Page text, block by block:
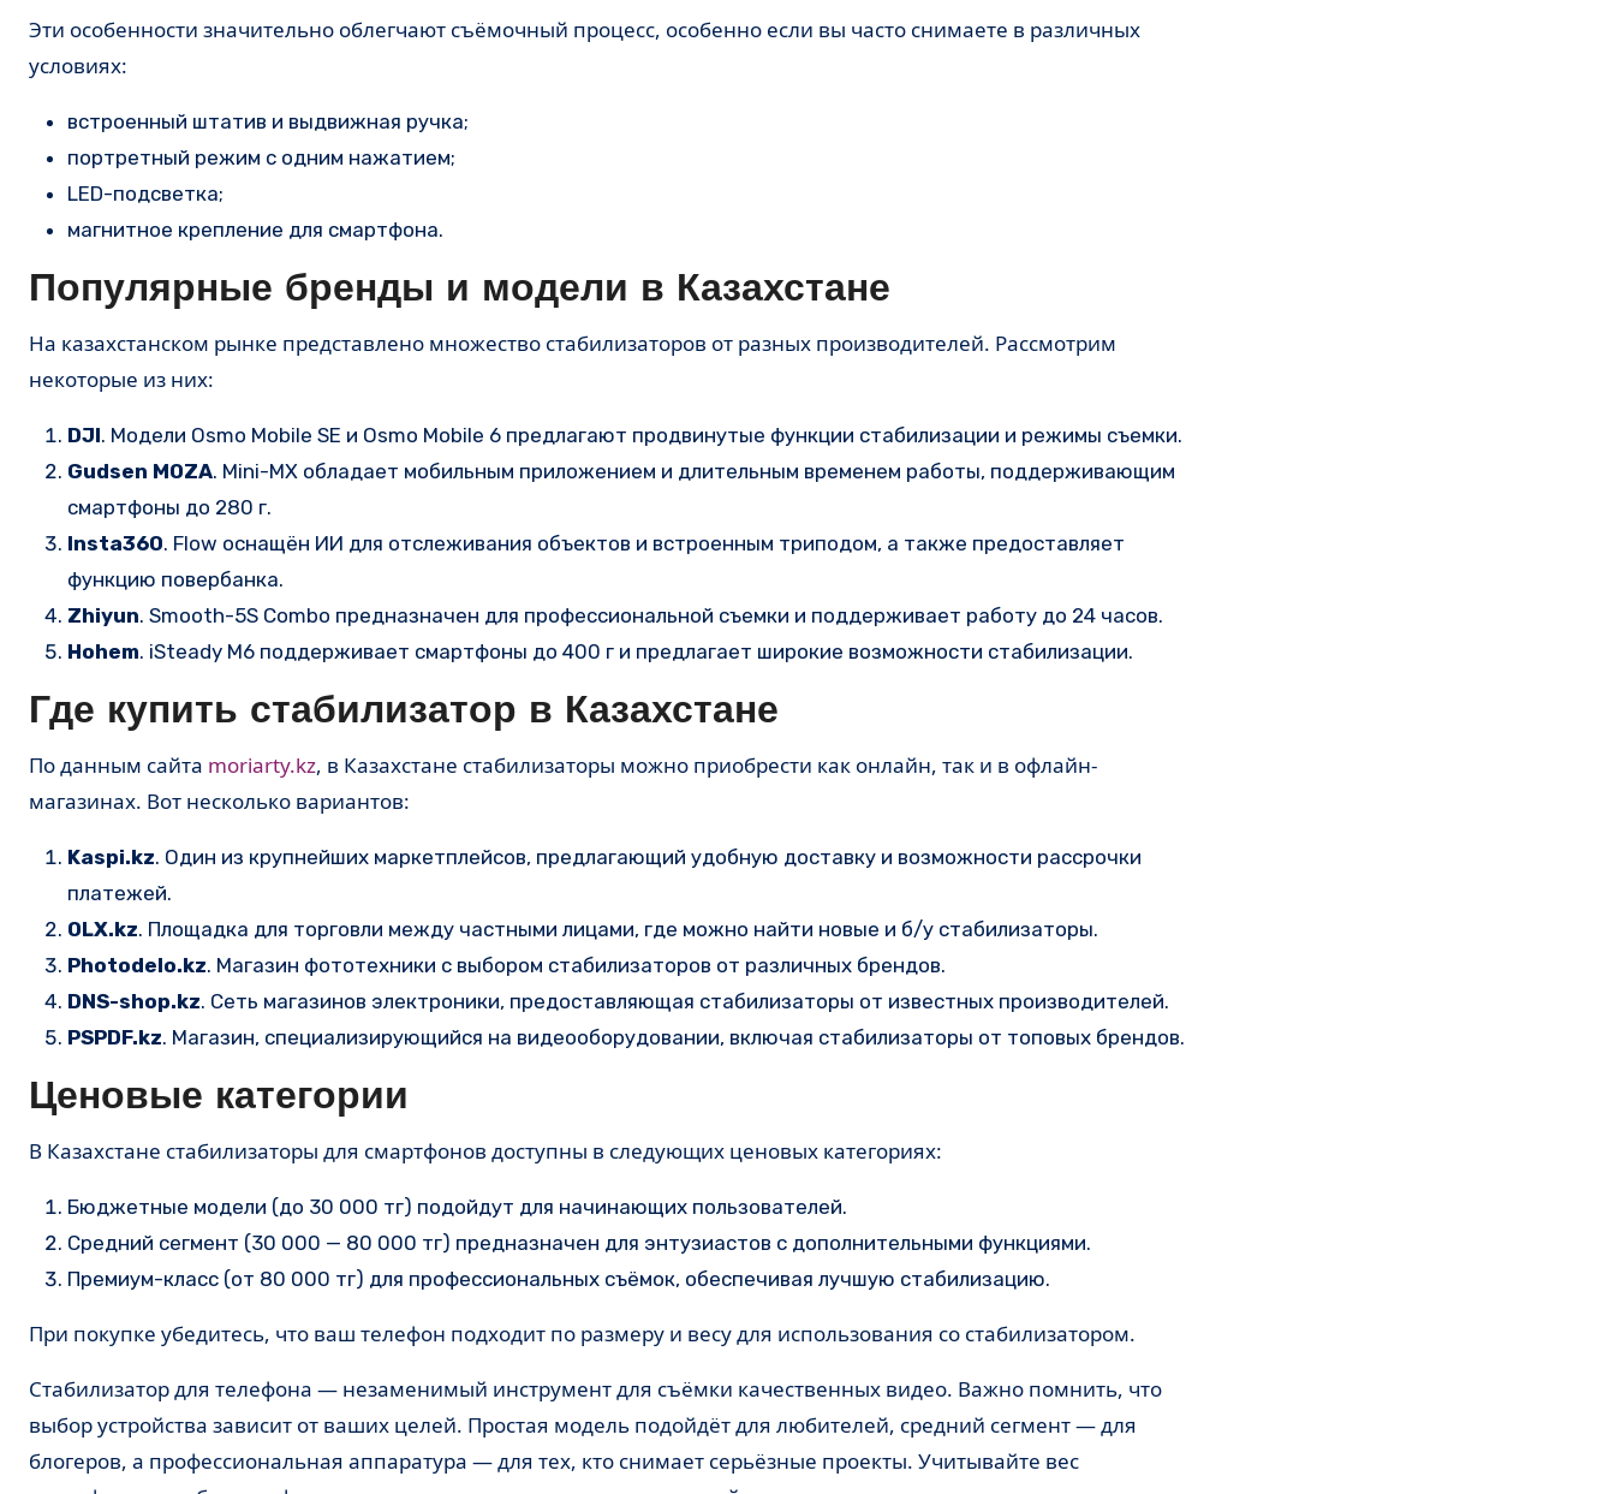
Эти особенности значительно облегчают съёмочный процесс, особенно если вы часто снимаете в различных
условиях:
встроенный штатив и выдвижная ручка;
портретный режим с одним нажатием;
LED-подсветка;
магнитное крепление для смартфона.
Популярные бренды и модели в Казахстане
На казахстанском рынке представлено множество стабилизаторов от разных производителей. Рассмотрим
некоторые из них:
DJI. Модели Osmo Mobile SE и Osmo Mobile 6 предлагают продвинутые функции стабилизации и режимы съемки.
Gudsen MOZA. Mini-MX обладает мобильным приложением и длительным временем работы, поддерживающим
смартфоны до 280 г.
Insta360. Flow оснащён ИИ для отслеживания объектов и встроенным триподом, а также предоставляет
функцию повербанка.
Zhiyun. Smooth-5S Combo предназначен для профессиональной съемки и поддерживает работу до 24 часов.
Hohem. iSteady M6 поддерживает смартфоны до 400 г и предлагает широкие возможности стабилизации.
Где купить стабилизатор в Казахстане
По данным сайта moriarty.kz, в Казахстане стабилизаторы можно приобрести как онлайн, так и в офлайн-
магазинах. Вот несколько вариантов:
Kaspi.kz. Один из крупнейших маркетплейсов, предлагающий удобную доставку и возможности рассрочки
платежей.
OLX.kz. Площадка для торговли между частными лицами, где можно найти новые и б/у стабилизаторы.
Photodelo.kz. Магазин фототехники с выбором стабилизаторов от различных брендов.
DNS-shop.kz. Сеть магазинов электроники, предоставляющая стабилизаторы от известных производителей.
PSPDF.kz. Магазин, специализирующийся на видеооборудовании, включая стабилизаторы от топовых брендов.
Ценовые категории
В Казахстане стабилизаторы для смартфонов доступны в следующих ценовых категориях:
Бюджетные модели (до 30 000 тг) подойдут для начинающих пользователей.
Средний сегмент (30 000 — 80 000 тг) предназначен для энтузиастов с дополнительными функциями.
Премиум-класс (от 80 000 тг) для профессиональных съёмок, обеспечивая лучшую стабилизацию.
При покупке убедитесь, что ваш телефон подходит по размеру и весу для использования со стабилизатором.
Стабилизатор для телефона — незаменимый инструмент для съёмки качественных видео. Важно помнить, что
выбор устройства зависит от ваших целей. Простая модель подойдёт для любителей, средний сегмент — для
блогеров, а профессиональная аппаратура — для тех, кто снимает серьёзные проекты. Учитывайте вес